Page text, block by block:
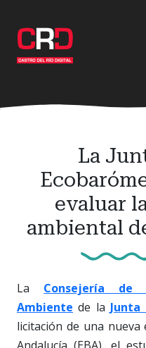
contenido
principal
La
evaluar
ambiental
La Consejería de
Ambiente de la Junta
licitación de una nueva